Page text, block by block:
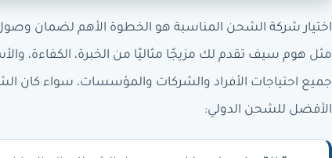
اختيار شركة الشحن المناسبة هو الخطوة الأهم لضمان
مثل هوم سيف تقدم لك مزيجًا مثاليًا من الخبرة، الكفاءة،
جميع احتياجات الأفراد والشركات والمؤسسات، سواء كان
الأفضل للشحن الدولي: